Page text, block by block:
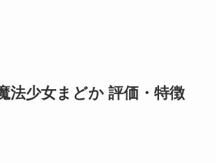
法少女まどか 評価・特徴